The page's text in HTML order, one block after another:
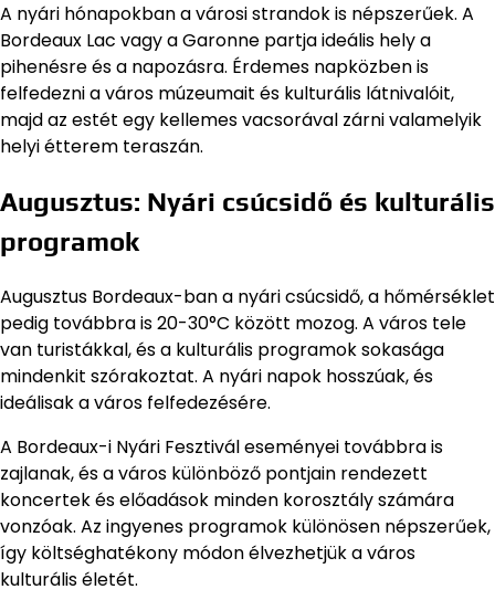
A nyári hónapokban a városi strandok is népszerűek. A
Bordeaux Lac vagy a Garonne partja ideális hely a
pihenésre és a napozásra. Érdemes napközben is
felfedezni a város múzeumait és kulturális látnivalóit,
majd az estét egy kellemes vacsorával zárni valamelyik
helyi étterem teraszán.
Augusztus: Nyári csúcsidő és kulturális
programok
Augusztus Bordeaux-ban a nyári csúcsidő, a hőmérséklet
pedig továbbra is 20-30°C között mozog. A város tele
van turistákkal, és a kulturális programok sokasága
mindenkit szórakoztat. A nyári napok hosszúak, és
ideálisak a város felfedezésére.
A Bordeaux-i Nyári Fesztivál eseményei továbbra is
zajlanak, és a város különböző pontjain rendezett
koncertek és előadások minden korosztály számára
vonzóak. Az ingyenes programok különösen népszerűek,
így költséghatékony módon élvezhetjük a város
kulturális életét.